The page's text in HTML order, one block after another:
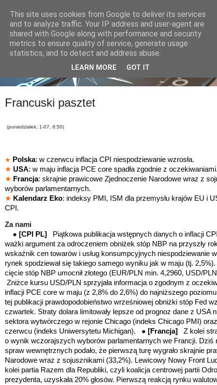
Francuski pasztet
(poniedziałek, 1-07, 8:50)
★ Polska: w czerwcu inflacja CPI niespodziewanie wzrosła.
★ USA: w maju inflacja PCE core spadła zgodnie z
★ Francja: skrajnie prawicowe Zjednoczenie Narodowe wraz z
wyborów parlamentarnych.
★ Kalendarz Eko: indeksy PMI, ISM dla przemysłu krajów EU i
CPI.
Za nami
● [CPI PL] Piątkowa publikacja wstępnych danych o inflacji
ważki argument za odroczeniem obniżek stóp NBP na przyszły
wskaźnik cen towarów i usług konsumpcyjnych niespodziewanie
rynek spodziewał się takiego samego wyniku jak w maju (tj.
cięcie stóp NBP umocnił złotego (EUR/PLN min. 4,2960, USD/
Zniżce kursu USD/PLN sprzyjała informacja o zgodnym z
inflacji PCE core w maju (z 2,8% do 2,6%) do najniższego
tej publikacji prawdopodobieństwo wrześniowej obniżki stóp Fed
czwartek. Straty dolara limitowały lepsze od prognoz dane z USA
sektora wytwórczego w rejonie Chicago (indeks Chicago PMI)
czerwcu (indeks Uniwersytetu Michigan). ● [Francja] Z kolei
o wynik wczorajszych wyborów parlamentarnych we Francji. Dziś
spraw wewnętrznych podało, że pierwszą turę wygrało skrajnie
Narodowe wraz z sojusznikami (33,2%). Lewicowy Nowy Front
kolei partia Razem dla Republiki, czyli koalicja centrowej partii
prezydenta, uzyskała 20% głosów. Pierwszą reakcją rynku
This site uses cookies from Google to deliver its services
and to analyze traffic. Your IP address and user-agent are
shared with Google along with performance and security
metrics to ensure quality of service, generate usage
statistics, and to detect and address abuse.
LEARN MORE GOT IT